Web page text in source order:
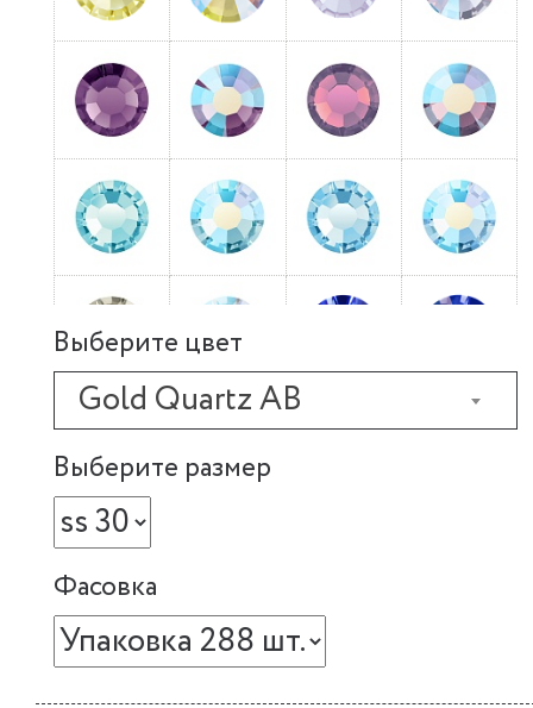
Выберите цвет
Gold Quartz AB
Выберите размер
Фасовка